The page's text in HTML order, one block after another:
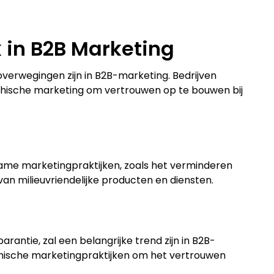
B2B Marketing
zijn in B2B-marketing. Bedrijven
marketing om vertrouwen op te bouwen bij
marketingpraktijken, zoals het verminderen
milieuvriendelijke producten en diensten.
zal een belangrijke trend zijn in B2B-
marketingpraktijken om het vertrouwen